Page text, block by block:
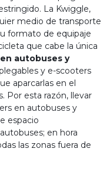
La Kwiggle,
medio de transporte
formato de equipaje
que cabe la única
autobuses y
y e-scooters
aparcarlas en el
Por esta razón, llevar
en autobuses y
espacio
en hora
las zonas fuera de